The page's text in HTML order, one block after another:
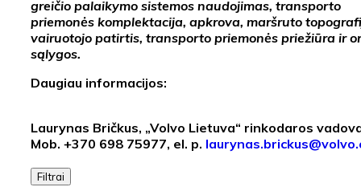
greičio palaikymo sistemos naudojimas, transporto
priemonės komplektacija, apkrova, maršruto
vairuotojo patirtis, transporto priemonės priežiūra ir
sąlygos.
Daugiau informacijos:
Laurynas Bričkus, „Volvo Lietuva“ rinkodaros
Mob. +370 698 75977, el. p.
Filtrai